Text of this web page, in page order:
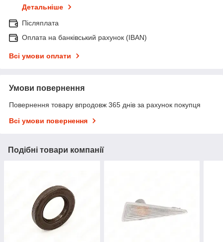
Детальніше
Післяплата
Оплата на банківський рахунок (IBAN)
Всі умови оплати
Умови повернення
Повернення товару впродовж 365 днів за рахунок покупця
Всі умови повернення
Подібні товари компанії